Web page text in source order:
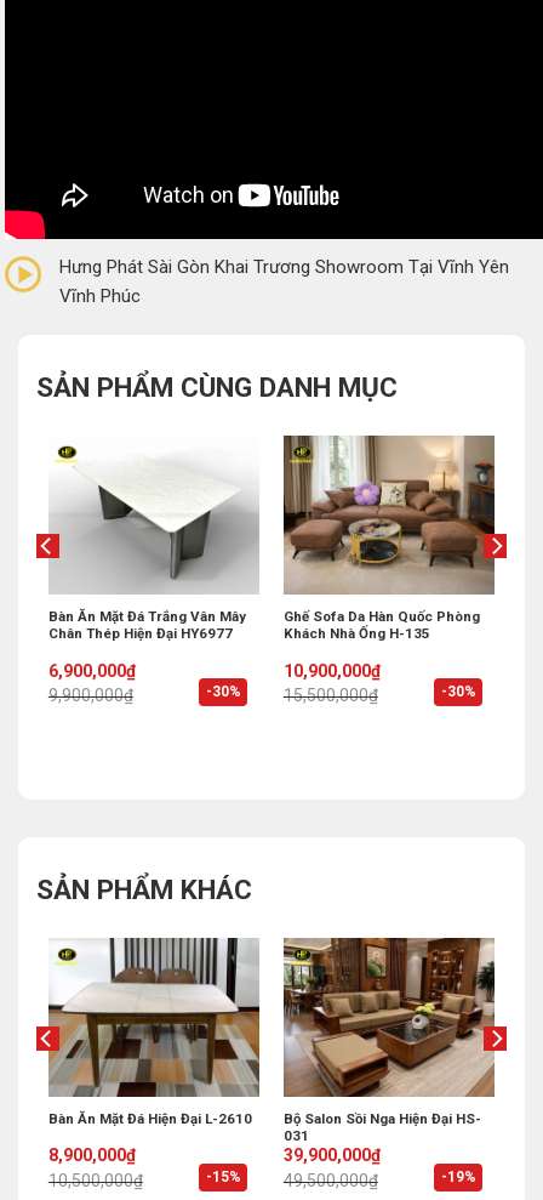
(0 Reviews)
Hưng Phát Sài Gòn Khai Trương Showroom Tại Vĩnh Yên
Vĩnh Phúc
SẢN PHẨM CÙNG DANH MỤC
-30%
Bàn Ăn Mặt Đá Trắng Vân Mây
Chân Thép Hiện Đại HY6977
9,900,000₫
Original
price
was:
6,900,000₫
Current
price
is:
-30%
Ghế Sofa Da Hàn Quốc Phòng
Khách Nhà Ống H-135
15,500,000₫
Original
price
was:
10,900,000₫
Current
price
is:
SẢN PHẨM KHÁC
-15%
Bàn Ăn Mặt Đá Hiện Đại L-2610
10,500,000₫
Original
price
was:
8,900,000₫
Current
price
is:
-19%
Bộ Salon Sồi Nga Hiện Đại HS-
031
49,500,000₫
Original
price
was:
39,900,000₫
Current
price
is: